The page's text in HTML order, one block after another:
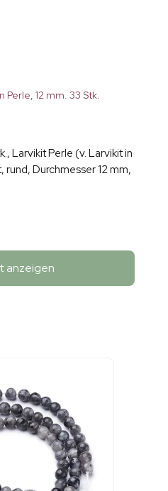
12 mm. 33 Stk.
Larvikit Perle (v. Larvikit in
Durchmesser 12 mm,
anzeigen